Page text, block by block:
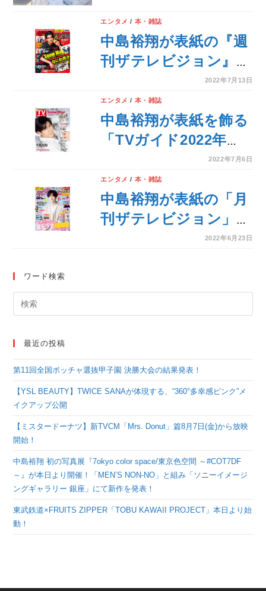
決定！【smash.】
エンタメ / 本・雑誌
中島裕翔が表紙の『週
刊ザテレビジョン』が
発売！渡辺翔太×宮舘
涼太、なにわ男子の撮
り下ろしグラビアも！
2022年7月13日
エンタメ / 本・雑誌
中島裕翔が表紙を飾る
「TVガイド2022年
7/15号」に、TVガイ
ド創刊60周年記念ロゴ
が初登場！ Snow
Manの12Pプレミアム
2022年7月6日
エンタメ / 本・雑誌
中島裕翔が表紙の「月
刊ザテレビジョン」発
売！8月号は夏の新ド
優インタビューがぎっ
しり！
2022年6月23日
ワード検索
最近の投稿
第11回全国ボッチャ選抜甲子園 決勝大会の結果発表！
【YSL BEAUTY】TWICE SANAが体現する、“360°多幸感ピンク”メ
イクアップ公開
【ミスタードーナツ】新TVCM「Mrs. Donut」篇8月7日(金)から放映
開始！
中島裕翔 初の写真展『7okyo color space/東京色空間 ～#COT7DF
～』が本日より開催！「MEN’S NON-NO」と組み「ソニーイメージ
ングギャラリー 銀座」にて新作を発表！
東武鉄道×FRUITS ZIPPER「TOBU KAWAII PROJECT」本日より始
動！